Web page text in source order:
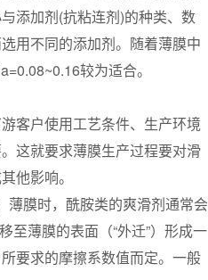
添加剂(抗粘连剂)的种类、数
用不同的添加剂。随着薄膜中
较为适合。
客户使用工艺条件、生产环境
这就要求薄膜生产过程要对滑
他影响。
膜时，酰胺类的爽滑剂通常会
薄膜的表面（“外迁”）形成一
要求的摩擦系数值而定。一般